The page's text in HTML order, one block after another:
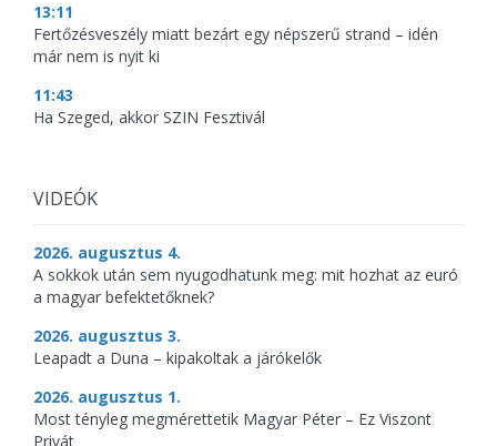
13:11
Fertőzésveszély miatt bezárt egy népszerű strand – idén
már nem is nyit ki
11:43
Ha Szeged, akkor SZIN Fesztivál
VIDEÓK
2026. augusztus 4.
A sokkok után sem nyugodhatunk meg: mit hozhat az euró
a magyar befektetőknek?
2026. augusztus 3.
Leapadt a Duna – kipakoltak a járókelők
2026. augusztus 1.
Most tényleg megmérettetik Magyar Péter – Ez Viszont
Privát